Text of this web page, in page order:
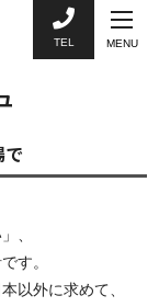
TEL MENU
、
す。
以外に求めて、